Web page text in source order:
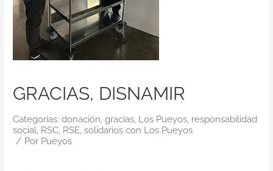
Contacto
GRACIAS, DISNAMIR
Categorías: donación, gracias, Los Pueyos, responsabilidad
social, RSC, RSE, solidarios con Los Pueyos
/ Por Pueyos